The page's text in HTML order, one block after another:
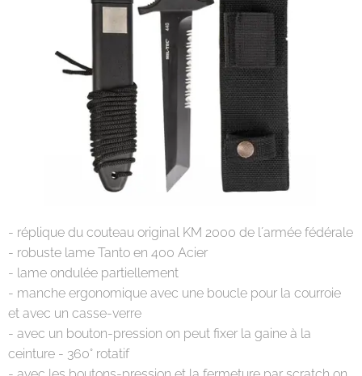
- réplique du couteau original KM 2000 de l´armée fédérale
- robuste lame Tanto en 400 Acier
- lame ondulée partiellement
- manche ergonomique avec une boucle pour la courroie
et avec un casse-verre
- avec un bouton-pression on peut fixer la gaine à la
ceinture - 360° rotatif